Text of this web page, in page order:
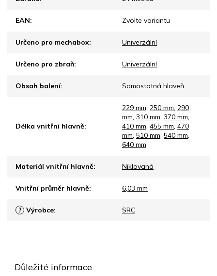
EAN: Zvolte variantu
Určeno pro mechabox: Univerzální
Určeno pro zbraň: Univerzální
Obsah balení: Samostatná hlaveň
Délka vnitřní hlavně:
229 mm 250 mm 290
mm 310 mm 370 mm
410 mm 455 mm 470
mm 510 mm 540 mm
640 mm
Materiál vnitřní hlavně: Niklovaná
Vnitřní průměr hlavně: 6,03 mm
? Výrobce: SRC
Důležité informace